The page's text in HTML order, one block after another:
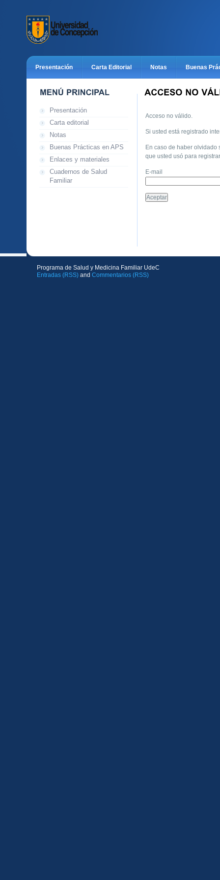
Presentación Carta Editorial Notas Buenas
Catálogo cursos UdeC 2013 Catalógo cursos UdeC 2014
Feliz Navidad! Formulario pre-
Formulario pre-inscripción V jornadas de buenas prácticas 2016
Formulario pre-inscripción VII jornadas de buenas prácticas 2018
Formulario pre-inscripción IV jornadas de buenas prácticas 2015
Presentación
Carta editorial
Notas
Buenas Prácticas en APS
Enlaces y materiales
Cuadernos de Salud
Familiar
Acceso no válido.
Si usted está registrado
En caso de haber
que usted usó para
E-mail
Programa de Salud y Medicina Familiar UdeC
Entradas (RSS) and Commentarios (RSS)